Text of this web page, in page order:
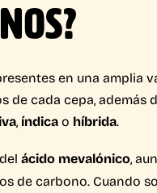
en una amplia
de cada cepa, además
, índicao híbrida.
ácido mevalónico,
de carbono. Cuando